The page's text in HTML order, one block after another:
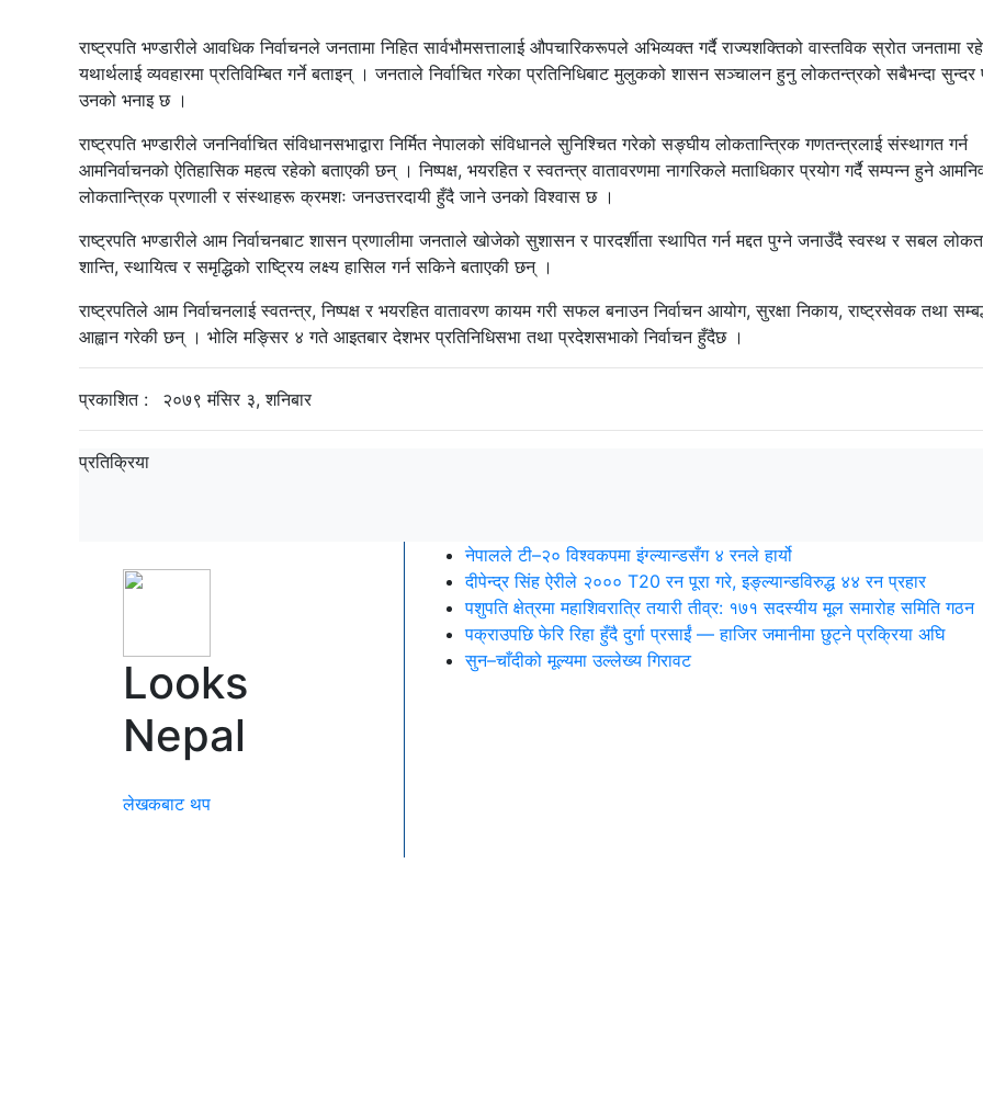
राष्ट्रपति भण्डारीले आवधिक निर्वाचनले जनतामा निहित सार्वभौमसत्तालाई औपचारिकरूपले अभिव्यक्त गर्दै राज्यशक्तिको वास्तविक स्रोत जनतामा
यथार्थलाई व्यवहारमा प्रतिविम्बित गर्ने बताइन् । जनताले निर्वाचित गरेका प्रतिनिधिबाट मुलुकको शासन सञ्चालन हुनु लोकतन्त्रको सबैभन्दा सुन्दर
उनको भनाइ छ ।
राष्ट्रपति भण्डारीले जननिर्वाचित संविधानसभाद्वारा निर्मित नेपालको संविधानले सुनिश्चित गरेको सङ्घीय लोकतान्त्रिक गणतन्त्रलाई संस्थागत गर्न
आमनिर्वाचनको ऐतिहासिक महत्व रहेको बताएकी छन् । निष्पक्ष, भयरहित र स्वतन्त्र वातावरणमा नागरिकले मताधिकार प्रयोग गर्दै सम्पन्न हुने
लोकतान्त्रिक प्रणाली र संस्थाहरू क्रमशः जनउत्तरदायी हुँदै जाने उनको विश्वास छ ।
राष्ट्रपति भण्डारीले आम निर्वाचनबाट शासन प्रणालीमा जनताले खोजेको सुशासन र पारदर्शीता स्थापित गर्न मद्दत पुग्ने जनाउँदै स्वस्थ र सबल
शान्ति, स्थायित्व र समृद्धिको राष्ट्रिय लक्ष्य हासिल गर्न सकिने बताएकी छन् ।
राष्ट्रपतिले आम निर्वाचनलाई स्वतन्त्र, निष्पक्ष र भयरहित वातावरण कायम गरी सफल बनाउन निर्वाचन आयोग, सुरक्षा निकाय, राष्ट्रसेवक तथा
आह्वान गरेकी छन् । भोलि मङ्सिर ४ गते आइतबार देशभर प्रतिनिधिसभा तथा प्रदेशसभाको निर्वाचन हुँदैछ ।
प्रकाशित : २०७९ मंसिर ३, शनिबार
प्रतिक्रिया
Looks
Nepal
लेखकबाट थप
नेपालले टी–२० विश्वकपमा इंग्ल्यान्डसँग ४ रनले हार्यो
दीपेन्द्र सिंह ऐरीले २००० T20 रन पूरा गरे, इङ्ल्यान्डविरुद्ध ४४ रन प्रहार
पशुपति क्षेत्रमा महाशिवरात्रि तयारी तीव्र: १७१ सदस्यीय मूल समारोह समिति गठन
पक्राउपछि फेरि रिहा हुँदै दुर्गा प्रसाईं — हाजिर जमानीमा छुट्ने प्रक्रिया अघि
सुन–चाँदीको मूल्यमा उल्लेख्य गिरावट